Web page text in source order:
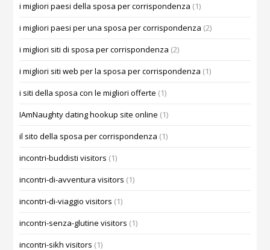
i migliori paesi della sposa per corrispondenza (1)
i migliori paesi per una sposa per corrispondenza (2)
i migliori siti di sposa per corrispondenza (2)
i migliori siti web per la sposa per corrispondenza (1)
i siti della sposa con le migliori offerte (1)
IAmNaughty dating hookup site online (1)
il sito della sposa per corrispondenza (1)
incontri-buddisti visitors (1)
incontri-di-avventura visitors (1)
incontri-di-viaggio visitors (1)
incontri-senza-glutine visitors (1)
incontri-sikh visitors (1)